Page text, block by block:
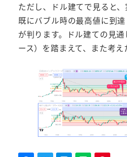
ただし、ドル建てで見ると
既にバブル時の最高値に到
が判ります。ドル建ての見
ース）を踏まえて、また考え